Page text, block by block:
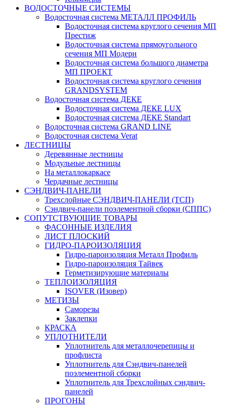
ВОДОСТОЧНЫЕ СИСТЕМЫ
Водосточная система МЕТАЛЛ ПРОФИЛЬ
Водосточная система круглого сечения МП
Престиж
Водосточная система прямоугольного
сечения МП Модерн
Водосточная система большого диаметра
МП ПРОЕКТ
Водосточная система круглого сечения
GRANDSYSTEM
Водосточная система ДЕКЕ
Водосточная система ДЕКЕ LUX
Водосточная система ДЕКЕ Standart
Водосточная система GRAND LINE
Водосточная система Verat
ЛЕСТНИЦЫ
Деревянные лестницы
Модульные лестницы
На металлокаркасе
Чердачные лестницы
СЭНДВИЧ-ПАНЕЛИ
Трехслойные СЭНДВИЧ-ПАНЕЛИ (ТСП)
Сэндвич-панели поэлементной сборки (СППС)
СОПУТСТВУЮЩИЕ ТОВАРЫ
ФАСОННЫЕ ИЗДЕЛИЯ
ЛИСТ ПЛОСКИЙ
ГИДРО-ПАРОИЗОЛЯЦИЯ
Гидро-пароизоляция Металл Профиль
Гидро-пароизоляция Тайвек
Герметизирующие материалы
ТЕПЛОИЗОЛЯЦИЯ
ISOVER (Изовер)
МЕТИЗЫ
Саморезы
Заклепки
КРАСКА
УПЛОТНИТЕЛИ
Уплотнитель для металлочерепицы и
профлиста
Уплотнитель для Сэндвич-панелей
поэлементной сборки
Уплотнитель для Трехслойных сэндвич-
панелей
ПРОГОНЫ